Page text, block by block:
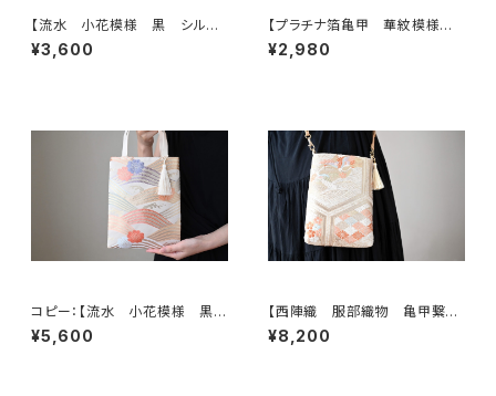
【流水 小花模様 黒 シルク
帯リメイク バッグチャーム型ス
クエアポーチ】メイクポーチ 旅
¥3,600
【プラチナ箔亀甲 華紋模様
シルク帯リメイク ミニポーチ】
カードケース、ポーチ小さめ、ジ
¥2,980
コピー：【流水 小花模様 黒
シルク 帯リメイク ミニサブバッ
ク フォーマルバック】日常使い、
¥5,600
【西陣織 服部織物 亀甲繋ぎ
に鳳凰・花模様 帯リメイク
スマホショルダーバッグ】日常使
¥8,200